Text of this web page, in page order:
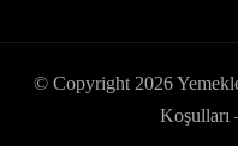
© Copyright 2026
Koşulları